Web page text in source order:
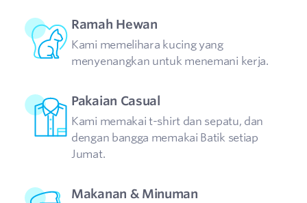
Ramah Hewan
Kami memelihara kucing yang
menyenangkan untuk menemani kerja.
Pakaian Casual
Kami memakai t-shirt dan sepatu, dan
dengan bangga memakai Batik setiap
Jumat.
Makanan & Minuman